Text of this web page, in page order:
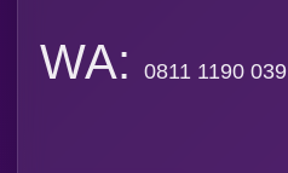
WA:
0811 1190 039